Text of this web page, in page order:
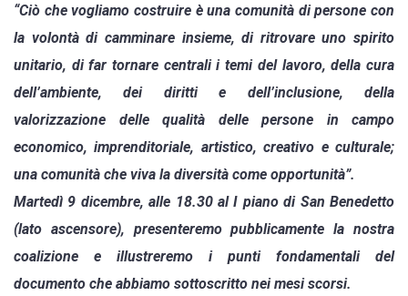
costitutivo
“Ciò che vogliamo costruire è una comunità di persone con
la volontà di camminare insieme, di ritrovare uno spirito
unitario, di far tornare centrali i temi del lavoro, della cura
dell’ambiente, dei diritti e dell’inclusione, della
valorizzazione delle qualità delle persone in campo
economico, imprenditoriale, artistico, creativo e culturale;
una comunità che viva la diversità come opportunità”.
Martedì 9 dicembre, alle 18.30 al I piano di San Benedetto
(lato ascensore), presenteremo pubblicamente la nostra
coalizione e illustreremo i punti fondamentali del
documento che abbiamo sottoscritto nei mesi scorsi.